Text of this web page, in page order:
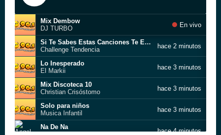
Mix Dembow
DJ TURBO
En vivo
Si Te Sabes Estas Canciones Te Encanta TikTok
Challenge Tendencia
hace 2 minutos
Lo Inesperado
El Markii
hace 3 minutos
Mix Discoteca 10
Christian Crisóstomo
hace 3 minutos
Solo para niños
Musica Infantil
hace 3 minutos
Na De Na
hace 4 minutos